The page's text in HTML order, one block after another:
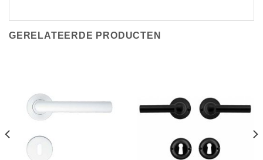
GERELATEERDE PRODUCTEN